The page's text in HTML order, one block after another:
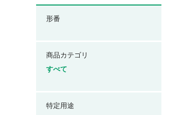
形番
商品カテゴリ
すべて
特定用途